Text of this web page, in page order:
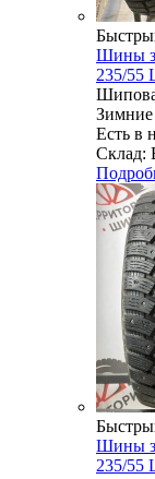
Шины
235/55
Зимние
Есть в
Склад:
Шины
235/55